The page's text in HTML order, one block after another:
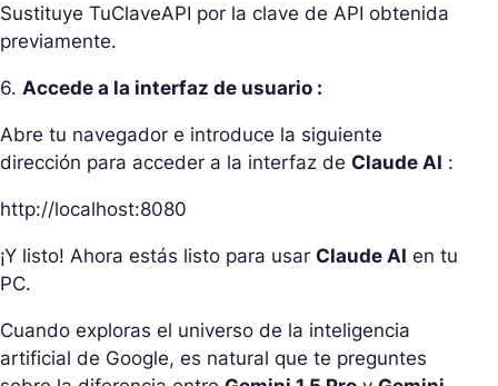
Sustituye TuClaveAPI por la clave de API obtenida
previamente.
6. Accede a la interfaz de usuario :
Abre tu navegador e introduce la siguiente
dirección para acceder a la interfaz de Claude AI :
http://localhost:8080
¡Y listo! Ahora estás listo para usar Claude AI en tu
PC.
Cuando exploras el universo de la inteligencia
artificial de Google, es natural que te preguntes